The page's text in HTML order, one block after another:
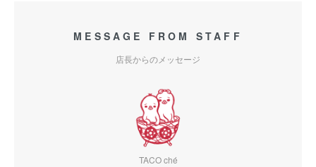
MESSAGE FROM STAFF
店長からのメッセージ
TACO ché